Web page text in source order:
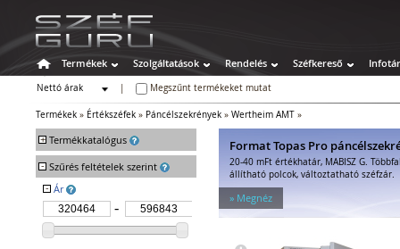
Termékek Szolgáltatások Rendelés Széfkereső Infotár
Nettó árak
Megszűnt termékeket mutat
Termékek » Értékszéfek » Páncélszekrények » Wertheim AMT »
+ Termékkatalógus
Széfek
Értékszéfek
Faliszéfek
Padlószéfek
Lemezszekrények
- Szűrés feltételek szerint
- Ár
Format Topas Pro
20-40 mFt értékhatár, MABISZ G.
állítható polcok, változtatható széfzár.
» Megnéz